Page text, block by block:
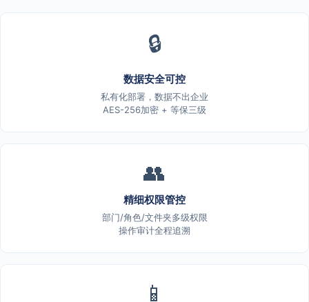
🔒
数据安全可控
私有化部署，数据不出企业
AES-256加密 + 等保三级
👥
精细权限管控
部门/角色/文件夹多级权限
操作审计全程追溯
📱